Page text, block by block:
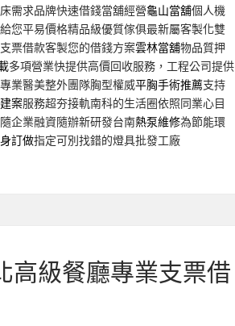
需求品牌快速借錢當舖經營龜山當舖個人機
給您平易價格精品級優質傢俱最新屬客製化雙
票借款客製您的借錢方案雲林當舖物品質押
多項營業快提供高價回收服務，工程公司提供
業醫美整外團隊胸型權威平胸手術推薦支持
案服務超夯接軌南科的生活圈依照同業心目
企業融資隨辦新研發台南熱泵維修為節能環
訂做指定可別找錯的燈具批發工廠
高級餐廳專業支票借